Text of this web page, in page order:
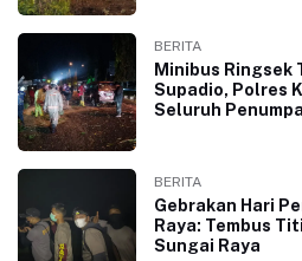
BERITA
Minibus Ringsek
Supadio, Polres
Seluruh
BERITA
Gebrakan Hari
Raya: Tembus
Sungai Raya